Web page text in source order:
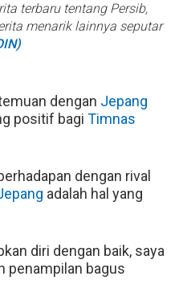
terbaru tentang Persib,
menarik lainnya seputar
dengan Jepang
positif bagi Timnas
dengan rival
adalah hal yang
diri dengan baik, saya
penampilan bagus